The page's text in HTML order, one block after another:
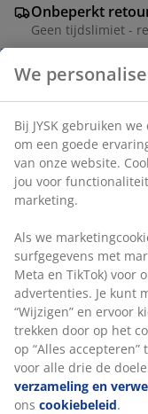
Onbeperkt
Geen tijdslimiet -
30 dagen
Flexibele
Snelle en
Artikelnummer:
Specificaties
Beoordelingen
( 13)
We
Bij JYSK gebruiken
om een goede
van onze website.
jou voor
marketing.
Als we
surfgegevens met
Meta en TikTok) voor
advertenties. Je kunt
“Wijzigen” en ervoor
trekken door op het
op “Alles
voor alle drie de
verzameling en
ons cookiebeleid.